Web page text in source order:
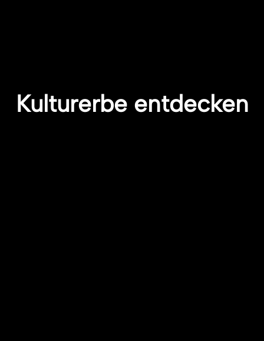
Kulturerbe entdecken